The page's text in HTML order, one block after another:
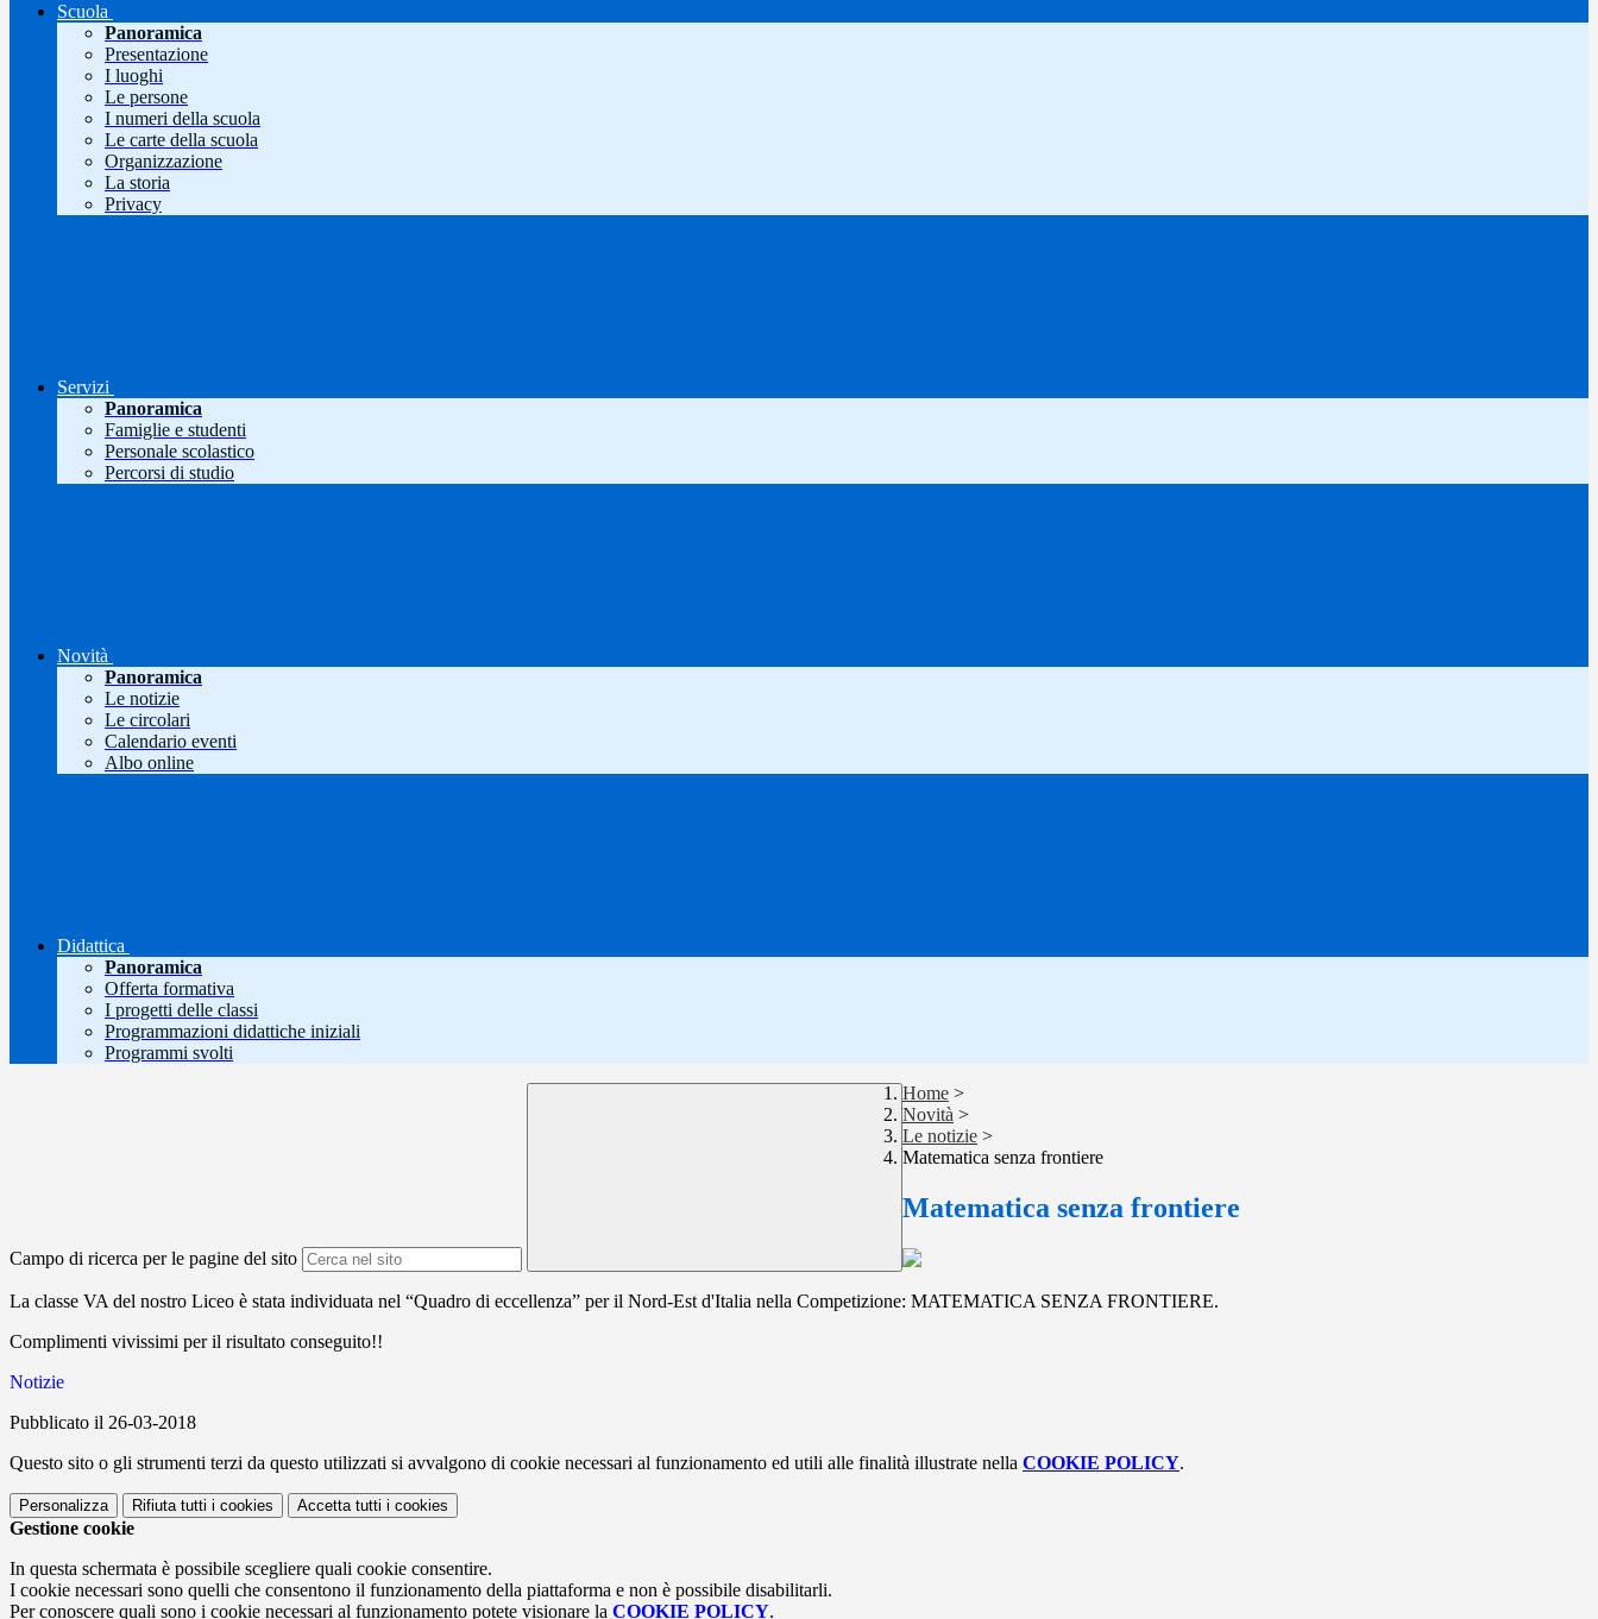
Scuola
Panoramica
Presentazione
I luoghi
Le persone
I numeri della scuola
Le carte della scuola
Organizzazione
La storia
Privacy
Servizi
Panoramica
Famiglie e studenti
Personale scolastico
Percorsi di studio
Novità
Panoramica
Le notizie
Le circolari
Calendario eventi
Albo online
Didattica
Panoramica
Offerta formativa
I progetti delle classi
Programmazioni didattiche iniziali
Programmi svolti
Campo di ricerca per le pagine del sito
Home >
Novità >
Le notizie >
Matematica senza frontiere
Matematica senza frontiere
La classe VA del nostro Liceo è stata individuata nel “Quadro di eccellenza” per il Nord-Est d'Italia nella Competizione: MATEMATICA SENZA FRONTIERE.
Complimenti vivissimi per il risultato conseguito!!
Notizie
Pubblicato il 26-03-2018
Questo sito o gli strumenti terzi da questo utilizzati si avvalgono di cookie necessari al funzionamento ed utili alle finalità illustrate nella COOKIE POLICY.
Personalizza Rifiuta tutti i cookies Accetta tutti i cookies
Gestione cookie
In questa schermata è possibile scegliere quali cookie consentire.
I cookie necessari sono quelli che consentono il funzionamento della piattaforma e non è possibile disabilitarli.
Per conoscere quali sono i cookie necessari al funzionamento potete visionare la COOKIE POLICY.